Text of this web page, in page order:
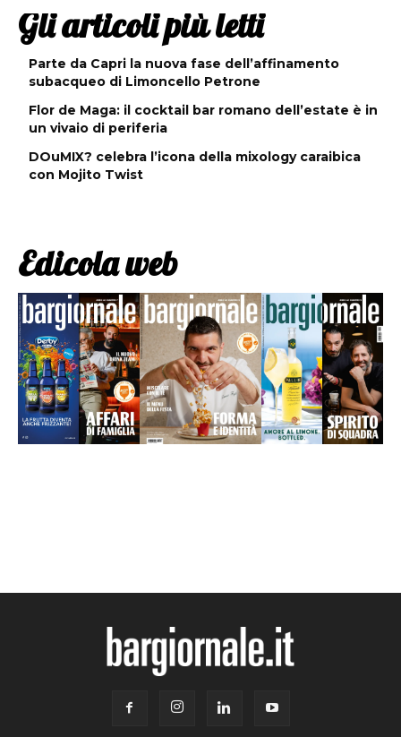
Gli articoli più letti
Parte da Capri la nuova fase dell’affinamento
subacqueo di Limoncello Petrone
Flor de Maga: il cocktail bar romano dell’estate è in
un vivaio di periferia
DOuMIX? celebra l’icona della mixology caraibica
con Mojito Twist
Edicola web